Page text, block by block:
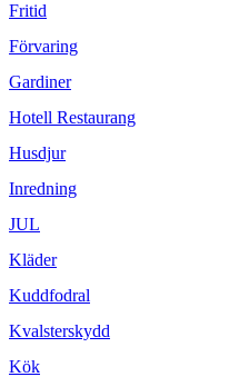
Fritid
Förvaring
Gardiner
Hotell Restaurang
Husdjur
Inredning
JUL
Kläder
Kuddfodral
Kvalsterskydd
Kök